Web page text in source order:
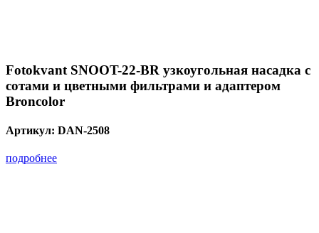
Fotokvant SNOOT-22-BR узкоугольная насадка с
сотами и цветными фильтрами и адаптером
Broncolor
Артикул: DAN-2508
подробнее